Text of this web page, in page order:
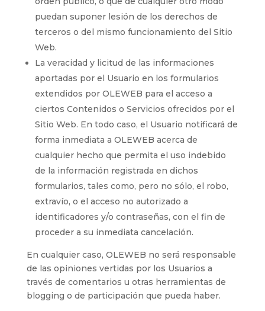
puedan suponer lesión de los derechos de
terceros o del mismo funcionamiento del Sitio
Web.
La veracidad y licitud de las informaciones
aportadas por el Usuario en los formularios
extendidos por OLEWEB para el acceso a
ciertos Contenidos o Servicios ofrecidos por el
Sitio Web. En todo caso, el Usuario notificará de
forma inmediata a OLEWEB acerca de
cualquier hecho que permita el uso indebido
de la información registrada en dichos
formularios, tales como, pero no sólo, el robo,
extravío, o el acceso no autorizado a
identificadores y/o contraseñas, con el fin de
proceder a su inmediata cancelación.
En cualquier caso, OLEWEB no será responsable
de las opiniones vertidas por los Usuarios a
través de comentarios u otras herramientas de
blogging o de participación que pueda haber.